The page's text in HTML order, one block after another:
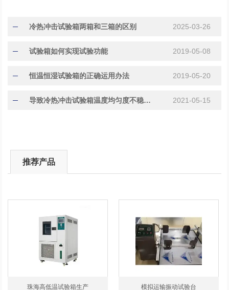
冷热冲击试验箱两箱和三箱的区别 2025-03-26
试验箱如何实现试验功能 2019-05-08
恒温恒湿试验箱的正确运用办法 2019-05-20
导致冷热冲击试验箱温度均匀度不稳定的原因 2021-05-15
推荐产品
珠海高低温试验箱生产 模拟运输振动试验台